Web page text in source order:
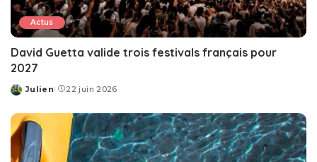
Actus
David Guetta valide trois festivals français pour
2027
Posted
Julien 22 juin 2026